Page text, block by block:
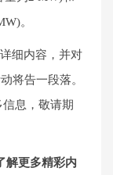
。
细内容，并对
将告一段落。
息，敬请期
解更多精彩内